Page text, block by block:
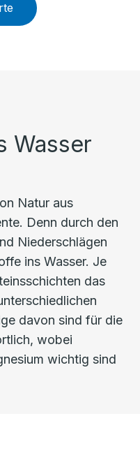
Wasser
Natur aus
Denn durch den
Niederschlägen
ins Wasser. Je
das
davon sind für die
wobei
wichtig sind